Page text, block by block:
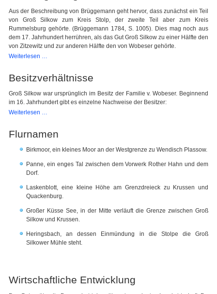
Aus der Beschreibung von Brüggemann geht hervor, dass zunächst ein Teil
von Groß Silkow zum Kreis Stolp, der zweite Teil aber zum Kreis
Rummelsburg gehörte. (Brüggemann 1784, S. 1005). Dies mag noch aus
dem 17. Jahrhundert herrühren, als das Gut Groß Silkow zu einer Hälfte den
von Zitzewitz und zur anderen Hälfte den von Wobeser gehörte.
Weiterlesen …
Besitzverhältnisse
Groß Silkow war ursprünglich im Besitz der Familie v. Wobeser. Beginnend
im 16. Jahrhundert gibt es einzelne Nachweise der Besitzer:
Weiterlesen …
Flurnamen
Birkmoor, ein kleines Moor an der Westgrenze zu Wendisch Plassow.
Panne, ein enges Tal zwischen dem Vorwerk Rother Hahn und dem
Dorf.
Laskenblott, eine kleine Höhe am Grenzdreieck zu Krussen und
Quackenburg.
Großer Küsse See, in der Mitte verläuft die Grenze zwischen Groß
Silkow und Krussen.
Heringsbach, an dessen Einmündung in die Stolpe die Groß
Silkower Mühle steht.
Wirtschaftliche Entwicklung